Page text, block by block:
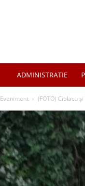
ADMINISTRATIE
Eveniment (FOTO) Ciolacu